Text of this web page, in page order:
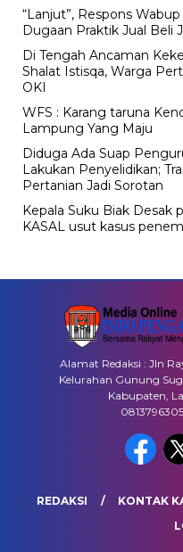
“Lanjut”, Respons
Dugaan Praktik Jual Beli
Di Tengah Ancaman
Shalat Istisqa, Warga
OKI
WFS : Karang taruna
Lampung Yang Maju
Diduga Ada Suap
Lakukan Penyelidikan;
Pertanian Jadi Sorotan
Kepala Suku Biak Desak
KASAL usut kasus
Alamat Redaksi : Jln
Kelurahan Gunung
Kabupaten,
REDAKSI KONTAK